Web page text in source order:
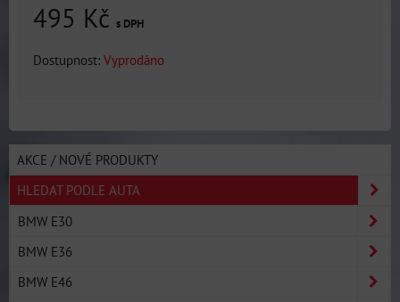
495 Kč s DPH
Dostupnost: Vyprodáno
AKCE / NOVÉ PRODUKTY
HLEDAT PODLE AUTA
BMW E30
BMW E36
BMW E46